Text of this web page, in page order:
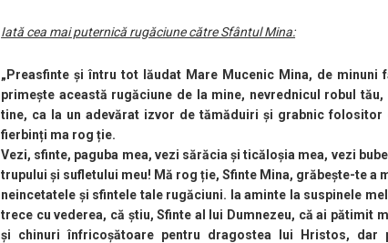
Iată cea mai puternică rugăciune către Sfântul Mina:
„Preasfinte și întru tot lăudat Mare Mucenic Mina, de minuni
primește această rugăciune de la mine, nevrednicul robul
tine, ca la un adevărat izvor de tămăduiri și grabnic folositor
fierbinți ma rog ție.
Vezi, sfinte, paguba mea, vezi sărăcia și ticăloșia mea, vezi
trupului și sufletului meu! Mă rog ție, Sfinte Mina, grăbește-te a
neincetatele și sfintele tale rugăciuni. Ia aminte la suspinele
trece cu vederea, că știu, Sfinte al lui Dumnezeu, că ai pătimit
și chinuri înfricoșătoare pentru dragostea lui Hristos, dar